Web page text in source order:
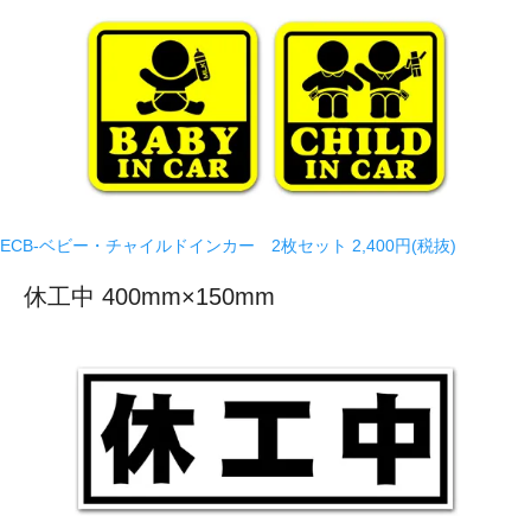
ECB-ベビー・チャイルドインカー 2枚セット 2,400円(税抜)
休工中 400mm×150mm